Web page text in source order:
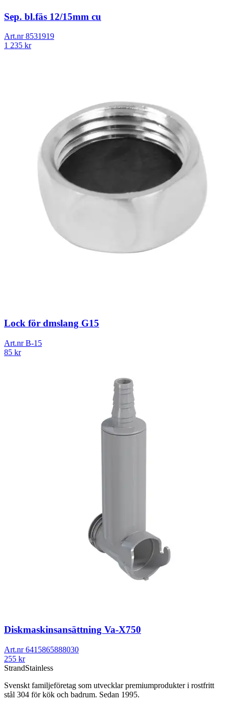
Sep. bl.fäs 12/15mm cu
Art.nr8531919
1 235 kr
Lock för dmslang G15
Art.nrB-15
85 kr
Diskmaskinsansättning Va-X750
Art.nr6415865888030
255 kr
StrandStainless
Svenskt familjeföretag som utvecklar premiumprodukter i rostfritt
stål 304 för kök och badrum. Sedan 1995.